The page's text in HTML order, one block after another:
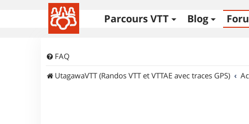
Parcours VTT Blog
FAQ
UtagawaVTT (Randos VTT et VTTAE avec traces GPS)